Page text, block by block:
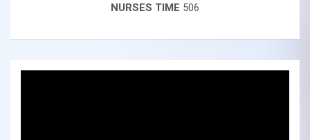
NURSES TIME 506